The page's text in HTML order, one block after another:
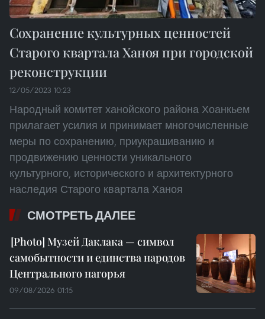
Сохранение культурных ценностей
Старого квартала Ханоя при городской
реконструкции
12/05/2023 10:23
Народный комитет ханойского района Хоанкьем
прилагает усилия и принимает многочисленные
меры по сохранению, приукрашиванию и
продвижению ценности уникального
культурного, исторического и архитектурного
наследия Старого квартала Ханоя
СМОТРЕТЬ ДАЛЕЕ
Музей Даклака — символ
самобытности и единства народов
Центрального нагорья
09/08/2026 01:15